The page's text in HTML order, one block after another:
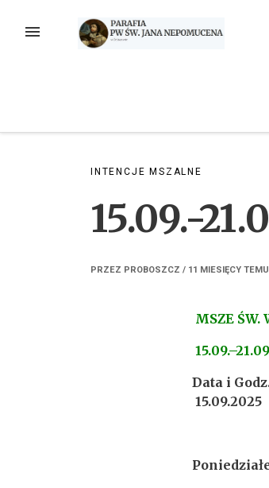
MENU
INTENCJE MSZALNE
15.09.-
PRZEZ PROBOSZCZ / 11 MIESIĘCY TEMU
MSZE ŚW.
Data i
15.09.2025